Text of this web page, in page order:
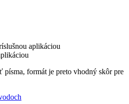
aplikáciou
formát je preto vhodný skôr pre